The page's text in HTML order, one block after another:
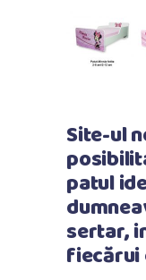
Site-ul
patul
sertar,
fiecărui